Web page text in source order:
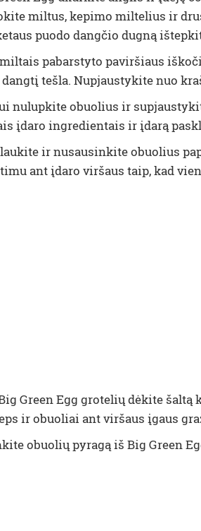
miltus, kepimo miltelius ir
puodo dangčio dugną
pabarstyto paviršiaus
tešla. Nupjaustykite nuo
nulupkite obuolius ir
įdaro ingredientais ir įdarą
ir nusausinkite obuolius
ant įdaro viršaus taip, kad
Green Egg grotelių dėkite
ir obuoliai ant viršaus įgaus
obuolių pyragą iš Big Green